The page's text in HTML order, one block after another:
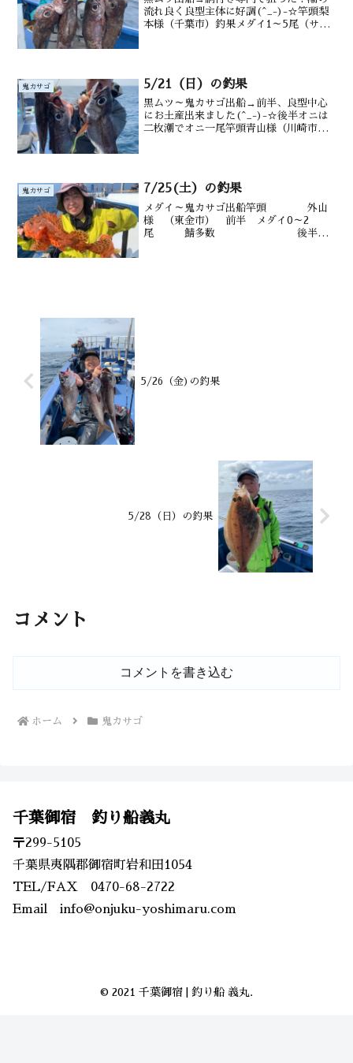
流れ良く良型主体に好調(^_-)-☆竿頭梨
本様（千葉市）釣果メダイ1～5尾（サバ
鬼カサゴ 5/21（日）の釣果
黒ムツ～鬼カサゴ出船→前半、良型中心
にお土産出来ました(^_-)-☆後半オニは
二枚潮でオニ一尾竿頭青山様（川崎市）
鬼カサゴ 7/25(土）の釣果
メダイ～鬼カサゴ出船竿頭 外山
様 （東金市） 前半 メダイ0～2
尾 鯖多数 後半カ
5/26（金)の釣果
5/28（日）の釣果
コメント
コメントを書き込む
ホーム 鬼カサゴ
千葉御宿 釣り船義丸
〒299-5105
千葉県夷隅郡御宿町岩和田1054
TEL/FAX 0470-68-2722
Email info@onjuku-yoshimaru.com
© 2021 千葉御宿 | 釣り船 義丸.